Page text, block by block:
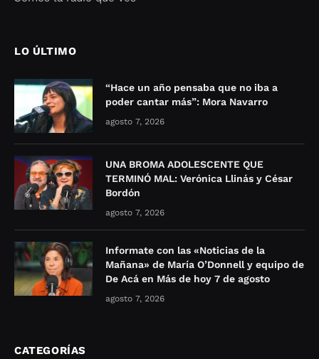
LO ÚLTIMO
“Hace un año pensaba que no iba a
poder cantar más”: Mora Navarro
agosto 7, 2026
UNA BROMA ADOLESCENTE QUE
TERMINÓ MAL: Verónica Llinás y César
Bordón
agosto 7, 2026
Informate con las «Noticias de la
Mañana» de María O’Donnell y equipo de
De Acá en Más de hoy 7 de agosto
agosto 7, 2026
CATEGORÍAS